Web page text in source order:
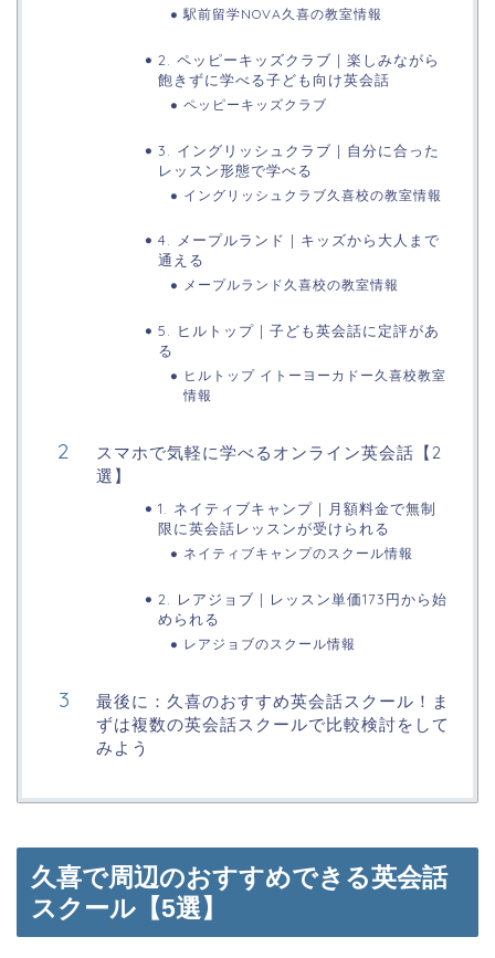
駅前留学NOVA久喜の教室情報
2. ペッピーキッズクラブ | 楽しみながら
飽きずに学べる子ども向け英会話
ペッピーキッズクラブ
3. イングリッシュクラブ | 自分に合った
レッスン形態で学べる
イングリッシュクラブ久喜校の教室情報
4. メープルランド | キッズから大人まで
通える
メープルランド久喜校の教室情報
5. ヒルトップ | 子ども英会話に定評があ
る
ヒルトップ イトーヨーカドー久喜校教室
情報
スマホで気軽に学べるオンライン英会話【2
選】
1. ネイティブキャンプ | 月額料金で無制
限に英会話レッスンが受けられる
ネイティブキャンプのスクール情報
2. レアジョブ | レッスン単価173円から始
められる
レアジョブのスクール情報
最後に：久喜のおすすめ英会話スクール！ま
ずは複数の英会話スクールで比較検討をして
みよう
久喜で周辺のおすすめできる英会話
スクール【5選】